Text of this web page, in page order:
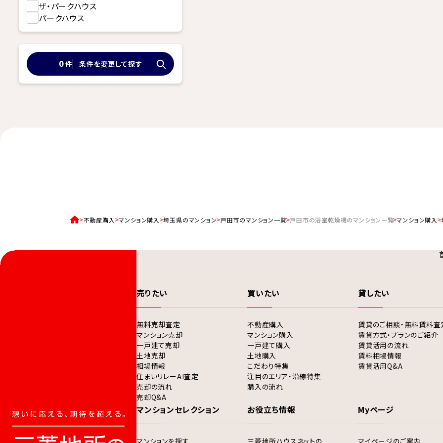
ザ・パークハウス
パークハウス
0 件 条件を変更して探す
不動産購入 マンション購入 埼玉県のマンション 戸田市のマンション一覧 戸田市の浴室乾燥機のマンション一覧 マンション購入
売りたい
無料売却査定
マンション売却
一戸建て売却
土地売却
相場情報
住まいリレーAI査定
売却の流れ
売却Q&A
買いたい
不動産購入
マンション購入
一戸建て購入
土地購入
こだわり特集
注目のエリア・沿線特集
購入の流れ
貸したい
賃貸のご相談・無料賃料査
賃貸方式・プランのご紹介
賃貸活用の流れ
賃料相場情報
賃貸活用Q&A
マンションセレクション
マンションを探す
お役立ち情報
三菱地所ハウスネットの
Myページ
マイページのご案内